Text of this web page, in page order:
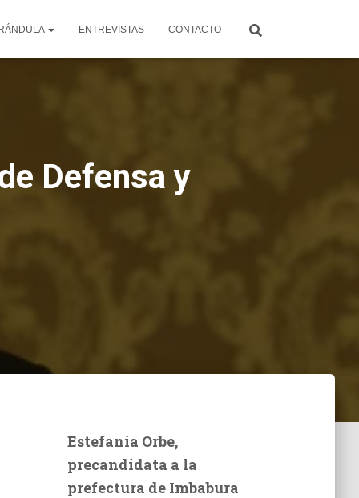
ENTREVISTAS CONTACTO
Defensa y
Estefanía Orbe,
precandidata a la
prefectura de Imbabura